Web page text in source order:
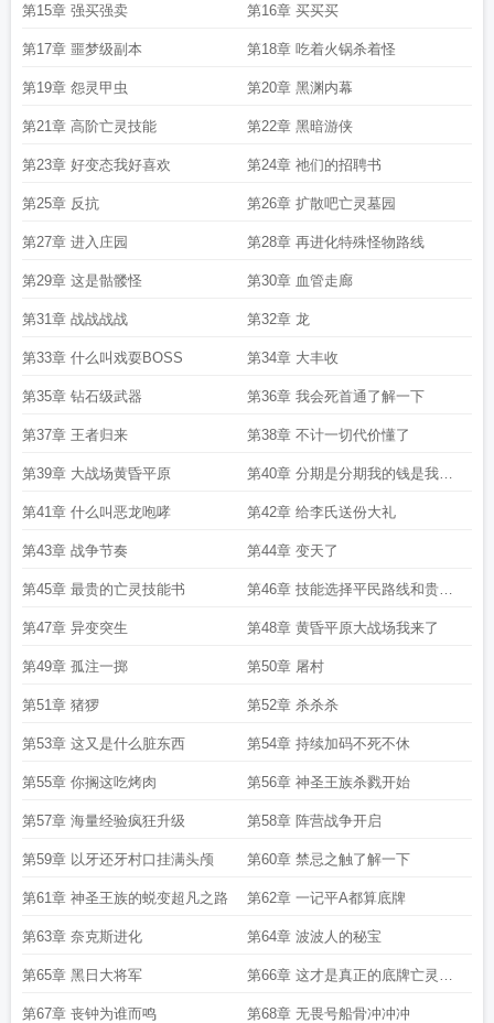
第15章 强买强卖 第16章 买买买
第17章 噩梦级副本 第18章 吃着火锅杀着怪
第19章 怨灵甲虫 第20章 黑渊内幕
第21章 高阶亡灵技能 第22章 黑暗游侠
第23章 好变态我好喜欢 第24章 祂们的招聘书
第25章 反抗 第26章 扩散吧亡灵墓园
第27章 进入庄园 第28章 再进化特殊怪物路线
第29章 这是骷髅怪 第30章 血管走廊
第31章 战战战战 第32章 龙
第33章 什么叫戏耍BOSS 第34章 大丰收
第35章 钻石级武器 第36章 我会死首通了解一下
第37章 王者归来 第38章 不计一切代价懂了
第39章 大战场黄昏平原 第40章 分期是分期我的钱是我的
钱
第41章 什么叫恶龙咆哮 第42章 给李氏送份大礼
第43章 战争节奏 第44章 变天了
第45章 最贵的亡灵技能书 第46章 技能选择平民路线和贵族
路线
第47章 异变突生 第48章 黄昏平原大战场我来了
第49章 孤注一掷 第50章 屠村
第51章 猪猡 第52章 杀杀杀
第53章 这又是什么脏东西 第54章 持续加码不死不休
第55章 你搁这吃烤肉 第56章 神圣王族杀戮开始
第57章 海量经验疯狂升级 第58章 阵营战争开启
第59章 以牙还牙村口挂满头颅 第60章 禁忌之触了解一下
第61章 神圣王族的蜕变超凡之路 第62章 一记平A都算底牌
第63章 奈克斯进化 第64章 波波人的秘宝
第65章 黑日大将军 第66章 这才是真正的底牌亡灵天
灾
第67章 丧钟为谁而鸣 第68章 无畏号船骨冲冲冲